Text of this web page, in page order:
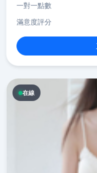
一對一點數
滿意度評分
在線